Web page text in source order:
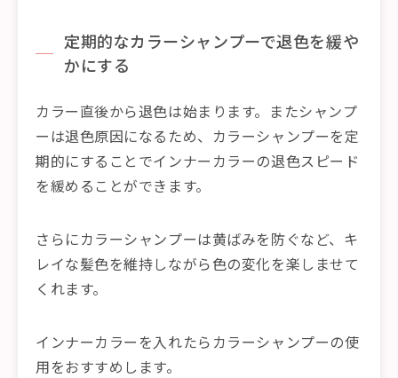
定期的なカラーシャンプーで退色を緩や
かにする
カラー直後から退色は始まります。またシャンプ
ーは退色原因になるため、カラーシャンプーを定
期的にすることでインナーカラーの退色スピード
を緩めることができます。
さらにカラーシャンプーは黄ばみを防ぐなど、キ
レイな髪色を維持しながら色の変化を楽しませて
くれます。
インナーカラーを入れたらカラーシャンプーの使
用をおすすめします。